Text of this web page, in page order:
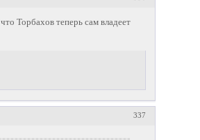
Торбахов теперь сам владеет
337